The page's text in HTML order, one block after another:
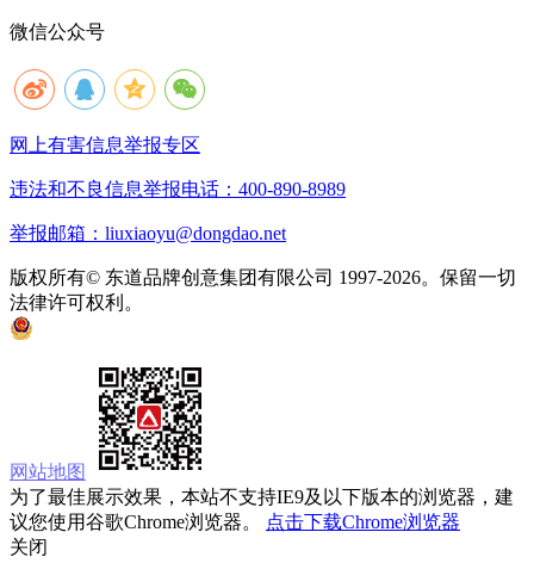
微信公众号
网上有害信息举报专区
违法和不良信息举报电话：400-890-8989
举报邮箱：liuxiaoyu@dongdao.net
版权所有© 东道品牌创意集团有限公司 1997-2026。保留一切
法律许可权利。
网站地图
为了最佳展示效果，本站不支持IE9及以下版本的浏览器，建
议您使用谷歌Chrome浏览器。
点击下载Chrome浏览器
关闭